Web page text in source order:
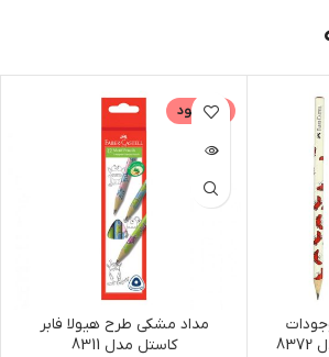
ناموجود
مداد مشکی طرح هیولا فابر
کاستل مدل 8311